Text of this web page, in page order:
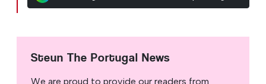
Steun The Portugal News
We are proud to provide our readers from